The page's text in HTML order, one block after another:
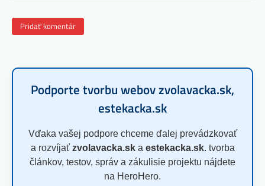
Podporte tvorbu webov zvolavacka.sk,
estekacka.sk
Vďaka vašej podpore chceme ďalej prevádzkovať
a rozvíjať zvolavacka.ska estekacka.sk. tvorba
článkov, testov, správ a zákulisie projektu nájdete
na HeroHero.